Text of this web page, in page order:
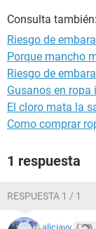
Consulta también:
Riesgo de
Porque mancho
Riesgo de
Gusanos en ropa
El cloro mata la
Como comprar
1 respuesta
RESPUESTA 1 / 1